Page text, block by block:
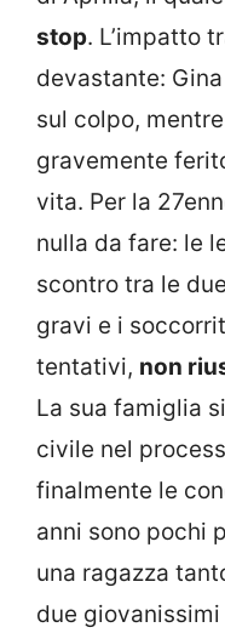
stop. L’impatto
devastante:
sul colpo,
gravemente
vita. Per la
nulla da fare: le
scontro tra le
gravi e i
tentativi, non
La sua famiglia
civile nel
finalmente le
anni sono pochi
una ragazza
due giovanissimi